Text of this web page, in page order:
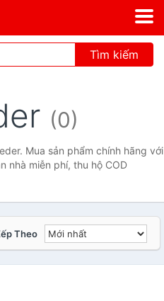
Tìm kiếm
(0)
Mua sản phẩm chính hãng với
nhà miễn phí, thu hộ COD
Theo